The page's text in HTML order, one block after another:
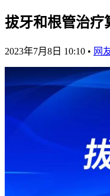
拔牙和根管治疗
2023年7月8日 10:10 • 网